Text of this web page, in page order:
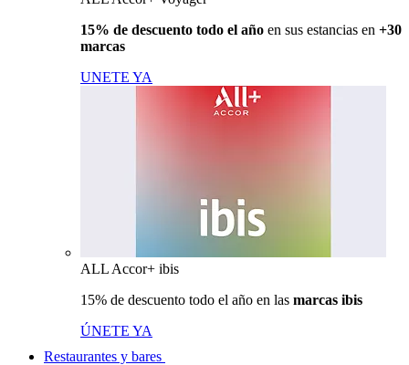
15% de descuento todo el año en sus estancias en +30
marcas
UNETE YA
ALL Accor+ ibis
15% de descuento todo el año en las marcas ibis
ÚNETE YA
Restaurantes y bares